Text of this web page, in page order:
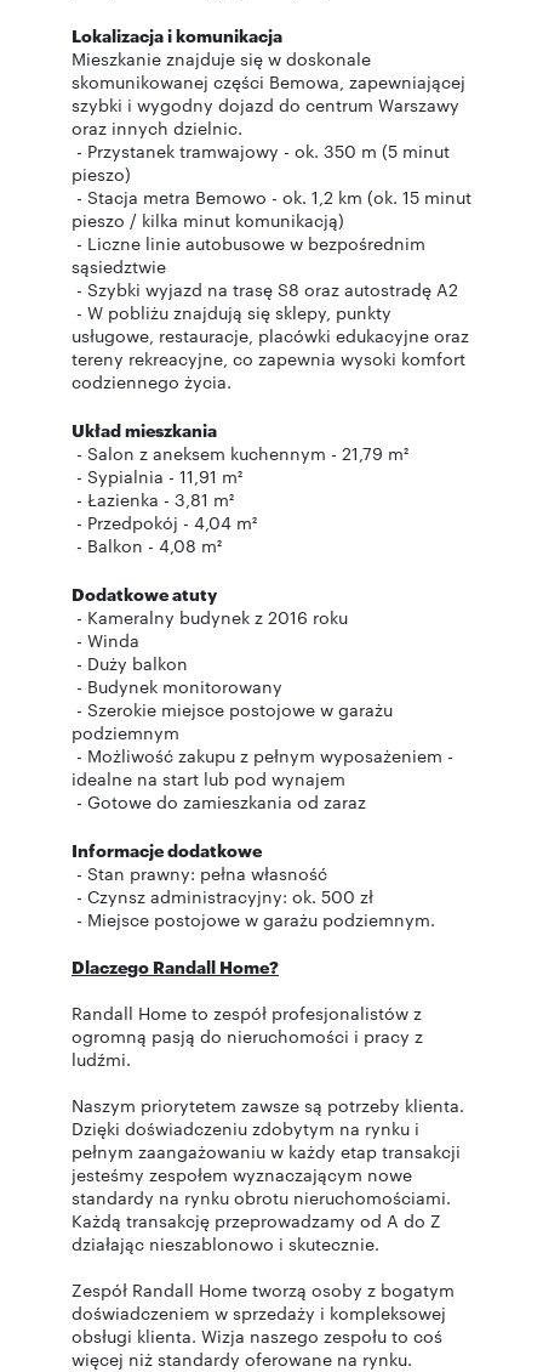
Lokalizacja i komunikacja
Mieszkanie znajduje się w doskonale
skomunikowanej części Bemowa, zapewniającej
szybki i wygodny dojazd do centrum Warszawy
oraz innych dzielnic.
- Przystanek tramwajowy - ok. 350 m (5 minut
pieszo)
- Stacja metra Bemowo - ok. 1,2 km (ok. 15 minut
pieszo / kilka minut komunikacją)
- Liczne linie autobusowe w bezpośrednim
sąsiedztwie
- Szybki wyjazd na trasę S8 oraz autostradę A2
- W pobliżu znajdują się sklepy, punkty
usługowe, restauracje, placówki edukacyjne oraz
tereny rekreacyjne, co zapewnia wysoki komfort
codziennego życia.
Układ mieszkania
- Salon z aneksem kuchennym - 21,79 m²
- Sypialnia - 11,91 m²
- Łazienka - 3,81 m²
- Przedpokój - 4,04 m²
- Balkon - 4,08 m²
Dodatkowe atuty
- Kameralny budynek z 2016 roku
- Winda
- Duży balkon
- Budynek monitorowany
- Szerokie miejsce postojowe w garażu
podziemnym
- Możliwość zakupu z pełnym wyposażeniem -
idealne na start lub pod wynajem
- Gotowe do zamieszkania od zaraz
Informacje dodatkowe
- Stan prawny: pełna własność
- Czynsz administracyjny: ok. 500 zł
- Miejsce postojowe w garażu podziemnym.
Dlaczego Randall Home?
Randall Home to zespół profesjonalistów z
ogromną pasją do nieruchomości i pracy z
ludźmi.
Naszym priorytetem zawsze są potrzeby klienta.
Dzięki doświadczeniu zdobytym na rynku i
pełnym zaangażowaniu w każdy etap transakcji
jesteśmy zespołem wyznaczającym nowe
standardy na rynku obrotu nieruchomościami.
Każdą transakcję przeprowadzamy od A do Z
działając nieszablonowo i skutecznie.
Zespół Randall Home tworzą osoby z bogatym
doświadczeniem w sprzedaży i kompleksowej
obsługi klienta. Wizja naszego zespołu to coś
więcej niż standardy oferowane na rynku.